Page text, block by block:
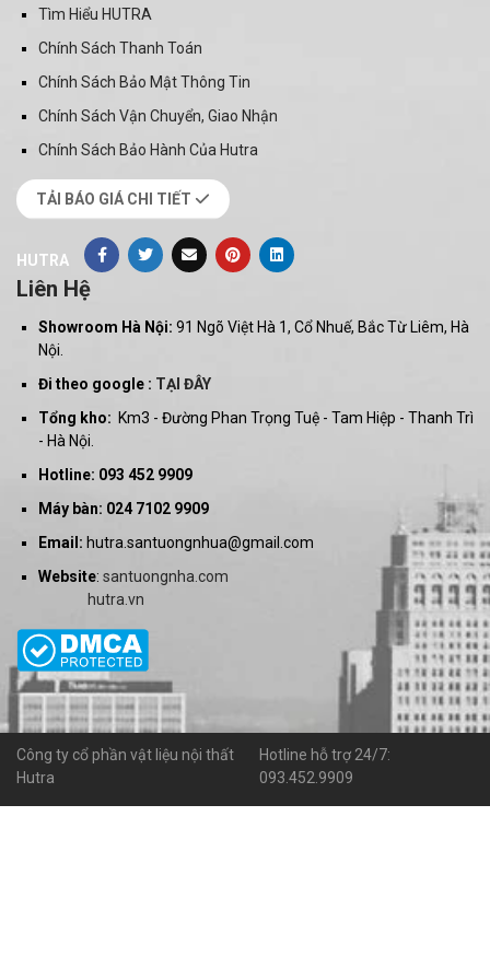
Tìm Hiểu HUTRA
Chính Sách Thanh Toán
Chính Sách Bảo Mật Thông Tin
Chính Sách Vận Chuyển, Giao Nhận
Chính Sách Bảo Hành Của Hutra
TẢI BÁO GIÁ CHI TIẾT
HUTRA
Liên Hệ
Showroom Hà Nội: 91 Ngõ Việt Hà 1, Cổ Nhuế, Bắc Từ Liêm, Hà
Nội.
Đi theo google : TẠI ĐÂY
Tổng kho: Km3 - Đường Phan Trọng Tuệ - Tam Hiệp - Thanh Trì
- Hà Nội.
Hotline: 093 452 9909
Máy bàn: 024 7102 9909
Email: hutra.santuongnhua@gmail.com
Website: santuongnha.com
hutra.vn
Công ty cổ phần vật liệu nội thất
Hutra
Hotline hỗ trợ 24/7:
093.452.9909